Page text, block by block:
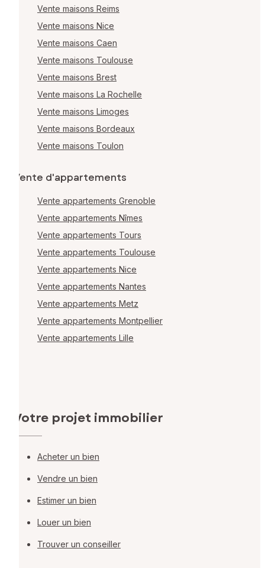
Vente maisons Reims
Vente maisons Nice
Vente maisons Caen
Vente maisons Toulouse
Vente maisons Brest
Vente maisons La Rochelle
Vente maisons Limoges
Vente maisons Bordeaux
Vente maisons Toulon
Vente d'appartements
Vente appartements Grenoble
Vente appartements Nîmes
Vente appartements Tours
Vente appartements Toulouse
Vente appartements Nice
Vente appartements Nantes
Vente appartements Metz
Vente appartements Montpellier
Vente appartements Lille
Votre projet immobilier
Acheter un bien
Vendre un bien
Estimer un bien
Louer un bien
Trouver un conseiller